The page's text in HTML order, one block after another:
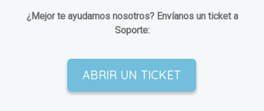
¿Mejor te ayudamos nosotros? Envíanos un ticket a
Soporte:
ABRIR UN TICKET